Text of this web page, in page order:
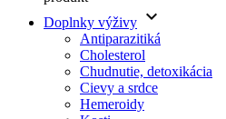
Doplnky výživy keyboard_arrow_down
Antiparazitiká
Cholesterol
Chudnutie, detoxikácia
Cievy a srdce
Hemeroidy